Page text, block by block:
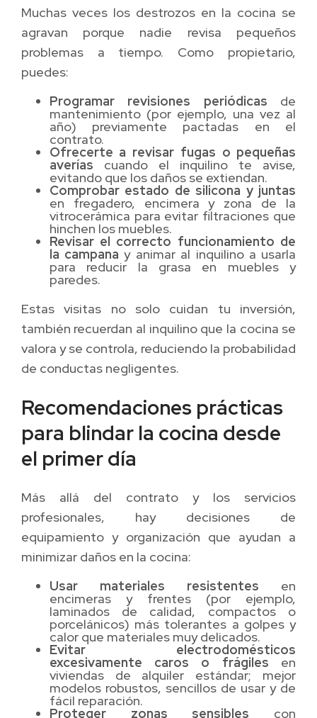
Muchas veces los destrozos en la cocina se
agravan porque nadie revisa pequeños
problemas a tiempo. Como propietario,
puedes:
Programar revisiones periódicas de
mantenimiento (por ejemplo, una vez al
año) previamente pactadas en el
contrato.
Ofrecerte a revisar fugas o pequeñas
averías cuando el inquilino te avise,
evitando que los daños se extiendan.
Comprobar estado de silicona y juntas
en fregadero, encimera y zona de la
vitrocerámica para evitar filtraciones que
hinchen los muebles.
Revisar el correcto funcionamiento de
la campana y animar al inquilino a usarla
para reducir la grasa en muebles y
paredes.
Estas visitas no solo cuidan tu inversión,
también recuerdan al inquilino que la cocina se
valora y se controla, reduciendo la probabilidad
de conductas negligentes.
Recomendaciones prácticas
para blindar la cocina desde
el primer día
Más allá del contrato y los servicios
profesionales, hay decisiones de
equipamiento y organización que ayudan a
minimizar daños en la cocina:
Usar materiales resistentes en
encimeras y frentes (por ejemplo,
laminados de calidad, compactos o
porcelánicos) más tolerantes a golpes y
calor que materiales muy delicados.
Evitar electrodomésticos
excesivamente caros o frágiles en
viviendas de alquiler estándar; mejor
modelos robustos, sencillos de usar y de
fácil reparación.
Proteger zonas sensibles con